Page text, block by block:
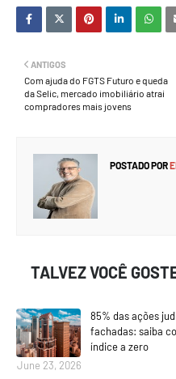
ANTIGOS
Com ajuda do FGTS Futuro e queda
da Selic, mercado imobiliário atrai
compradores mais jovens
POSTADO POR
TALVEZ VOCÊ
85% das ações
fachadas: saiba
índice a zero
June 23, 2026